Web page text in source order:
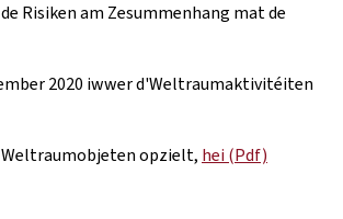
Risiken am Zesummenhang mat de
2020 iwwer d'Weltraumaktivitéiten
Weltraumobjeten opzielt, hei (Pdf)